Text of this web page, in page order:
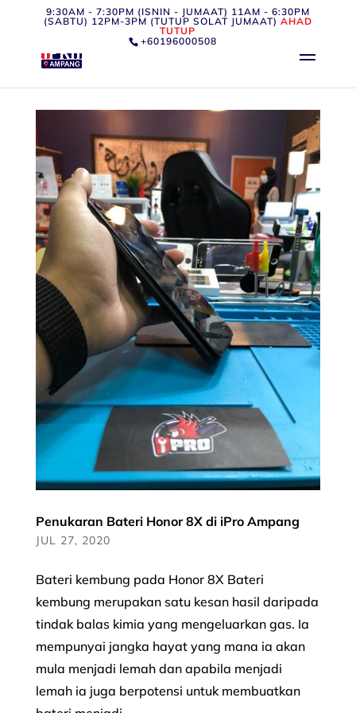
9:30AM - 7:30PM (ISNIN - JUMAAT) 11AM - 6:30PM
(SABTU) 12PM-3PM (TUTUP SOLAT JUMAAT) AHAD
TUTUP
+60196000508
Penukaran Bateri Honor 8X di iPro Ampang
JUL 27, 2020
Bateri kembung pada Honor 8X Bateri
kembung merupakan satu kesan hasil daripada
tindak balas kimia yang mengeluarkan gas. Ia
mempunyai jangka hayat yang mana ia akan
mula menjadi lemah dan apabila menjadi
lemah ia juga berpotensi untuk membuatkan